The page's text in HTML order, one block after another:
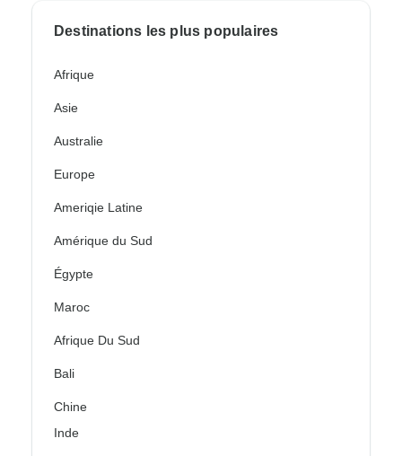
Destinations les plus populaires
Afrique
Asie
Australie
Europe
Ameriqie Latine
Amérique du Sud
Égypte
Maroc
Afrique Du Sud
Bali
Chine
Inde